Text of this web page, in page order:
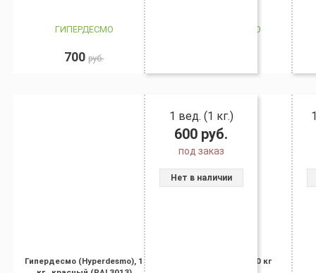
ГИПЕРДЕСМО
700руб.
ГИПЕРДЕСМО
Гипердесмо (Hyperdesmo), 1
1 вед. (1 кг.)
600 руб.
под заказ
Нет в наличии
Гидротэкс-Л, 20 кг